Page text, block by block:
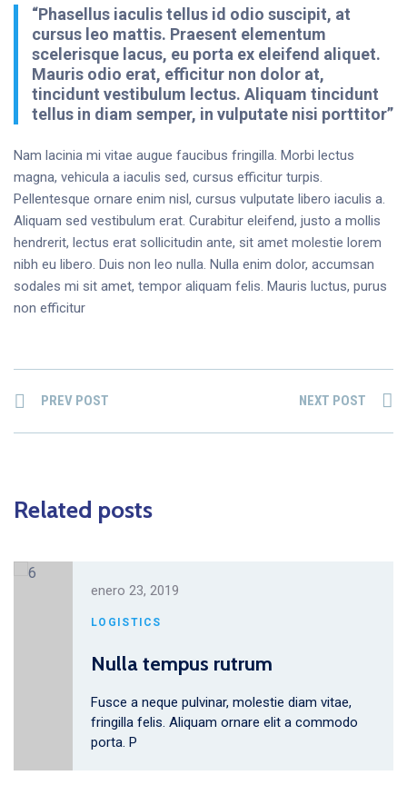
“Phasellus iaculis tellus id odio suscipit, at
cursus leo mattis. Praesent elementum
scelerisque lacus, eu porta ex eleifend aliquet.
Mauris odio erat, efficitur non dolor at,
tincidunt vestibulum lectus. Aliquam tincidunt
tellus in diam semper, in vulputate nisi porttitor”
Nam lacinia mi vitae augue faucibus fringilla. Morbi lectus
magna, vehicula a iaculis sed, cursus efficitur turpis.
Pellentesque ornare enim nisl, cursus vulputate libero iaculis a.
Aliquam sed vestibulum erat. Curabitur eleifend, justo a mollis
hendrerit, lectus erat sollicitudin ante, sit amet molestie lorem
nibh eu libero. Duis non leo nulla. Nulla enim dolor, accumsan
sodales mi sit amet, tempor aliquam felis. Mauris luctus, purus
non efficitur
PREV POST NEXT POST
Related posts
enero 23, 2019
LOGISTICS
Nulla tempus rutrum
Fusce a neque pulvinar, molestie diam vitae,
fringilla felis. Aliquam ornare elit a commodo
porta. P